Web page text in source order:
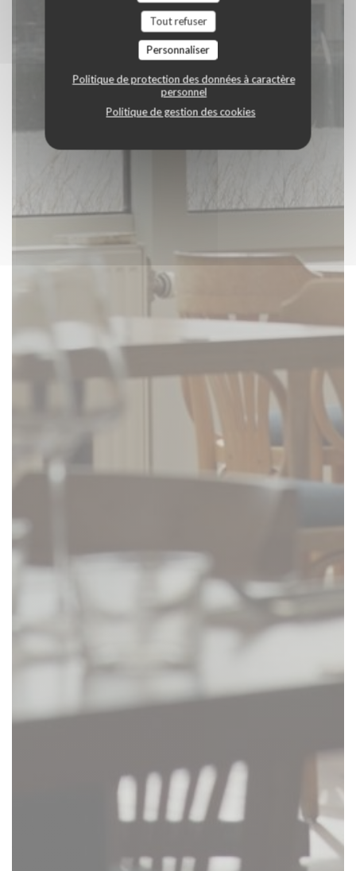
Tout refuser
Personnaliser
Politique de protection des données à caractère
personnel
Politique de gestion des cookies